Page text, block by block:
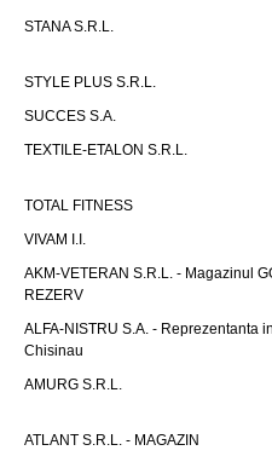
STANA S.R.L.
STYLE PLUS S.R.L.
SUCCES S.A.
TEXTILE-ETALON S.R.L.
TOTAL FITNESS
VIVAM I.I.
AKM-VETERAN S.R.L. - Magazinul
REZERV
ALFA-NISTRU S.A. - Reprezentanta
Chisinau
AMURG S.R.L.
ATLANT S.R.L. - MAGAZIN